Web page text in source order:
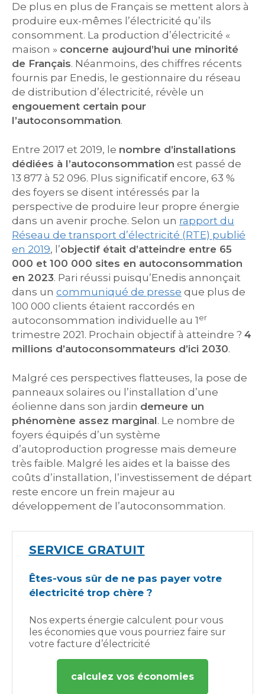
De plus en plus de Français se mettent alors à
produire eux-mêmes l’électricité qu’ils
consomment. La production d’électricité «
maison » concerne aujourd’hui une minorité
de Français. Néanmoins, des chiffres récents
fournis par Enedis, le gestionnaire du réseau
de distribution d’électricité, révèle un
engouement certain pour
l’autoconsommation.
Entre 2017 et 2019, le nombre d’installations
dédiées à l’autoconsommation est passé de
13 877 à 52 096. Plus significatif encore, 63 %
des foyers se disent intéressés par la
perspective de produire leur propre énergie
dans un avenir proche. Selon un rapport du
Réseau de transport d’électricité (RTE) publié
en 2019, l’objectif était d’atteindre entre 65
000 et 100 000 sites en autoconsommation
en 2023. Pari réussi puisqu’Enedis annonçait
dans un communiqué de presse que plus de
100 000 clients étaient raccordés en
autoconsommation individuelle au 1 er
trimestre 2021. Prochain objectif à atteindre ? 4
millions d’autoconsommateurs d’ici 2030.
Malgré ces perspectives flatteuses, la pose de
panneaux solaires ou l’installation d’une
éolienne dans son jardin demeure un
phénomène assez marginal. Le nombre de
foyers équipés d’un système
d’autoproduction progresse mais demeure
très faible. Malgré les aides et la baisse des
coûts d’installation, l’investissement de départ
reste encore un frein majeur au
développement de l’autoconsommation.
SERVICE GRATUIT
Êtes-vous sûr de ne pas payer votre
électricité trop chère ?
Nos experts énergie calculent pour vous
les économies que vous pourriez faire sur
votre facture d’électricité
calculez vos économies